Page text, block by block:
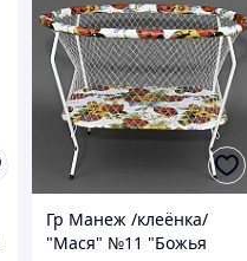
Гр Манеж /клеёнка/
"Мася" №11 "Божья